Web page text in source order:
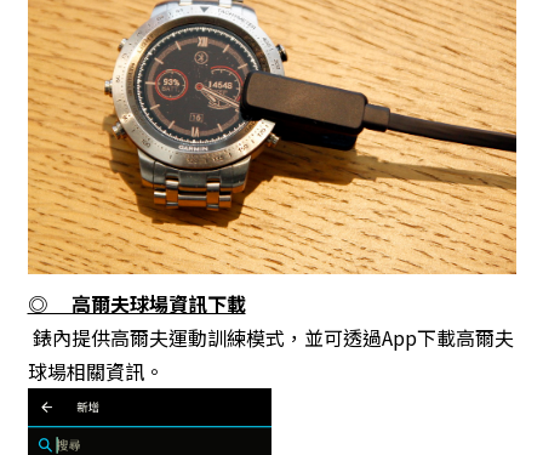
◎ 高爾夫球場資訊下載
錶內提供高爾夫運動訓練模式，並可透過App下載高爾夫
球場相關資訊。